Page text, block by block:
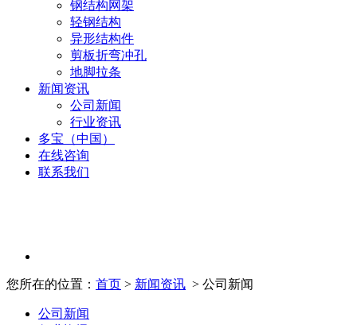
钢结构网架
轻钢结构
异形结构件
剪板折弯冲孔
地脚拉条
新闻资讯
公司新闻
行业资讯
多宝（中国）
在线咨询
联系我们
您所在的位置： 首页 > 新闻资讯 > 公司新闻
公司新闻